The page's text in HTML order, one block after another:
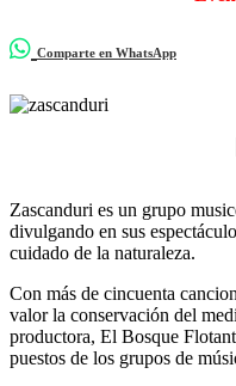
Comparte en WhatsApp
Zascanduri es un grupo
divulgando en sus
cuidado de la naturaleza.
Con más de cincuenta
valor la conservación del
productora, El Bosque
puestos de los grupos de